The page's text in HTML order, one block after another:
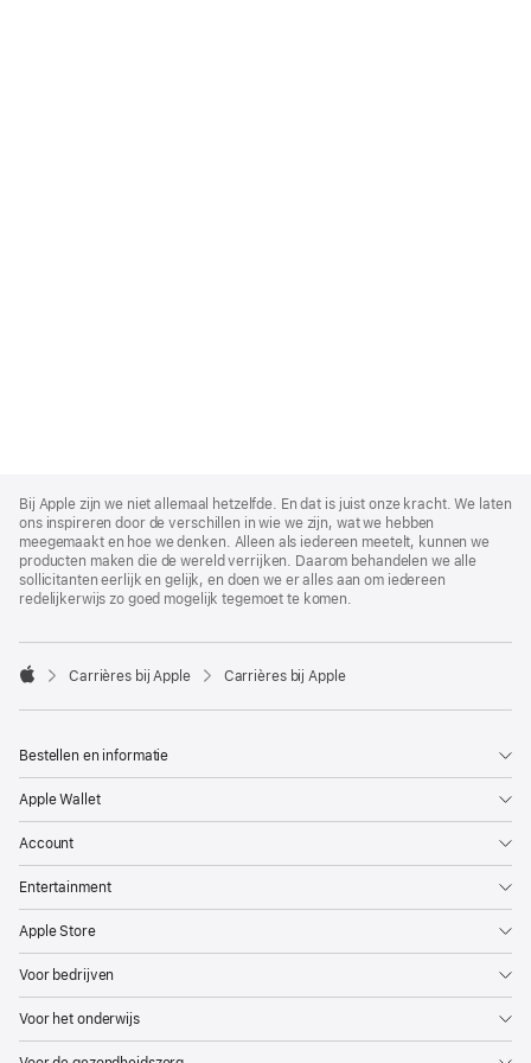
Footer
Bij Apple zijn we niet allemaal hetzelfde. En dat is juist onze kracht. We laten
ons inspireren door de verschillen in wie we zijn, wat we hebben
meegemaakt en hoe we denken. Alleen als iedereen meetelt, kunnen we
producten maken die de wereld verrijken. Daarom behandelen we alle
sollicitanten eerlijk en gelijk, en doen we er alles aan om iedereen
redelijkerwijs zo goed mogelijk tegemoet te komen.

Carrières bij Apple Carrières bij Apple
Bestellen en informatie
Apple Wallet
Account
Entertainment
Apple Store
Voor bedrijven
Voor het onderwijs